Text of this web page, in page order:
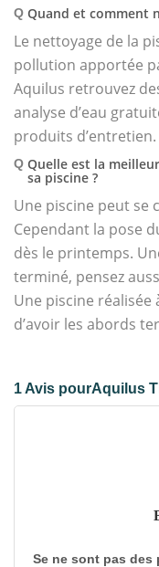
Q Quand et comment
Le nettoyage de la
pollution apportée
Aquilus retrouvez
analyse d’eau
produits d’entretien.
Q Quelle est la
sa piscine ?
Une piscine peut se
Cependant la pose
dès le printemps.
terminé, pensez
Une piscine réalisée
d’avoir les abords
1 Avis pourAquilus
Se ne sont pas